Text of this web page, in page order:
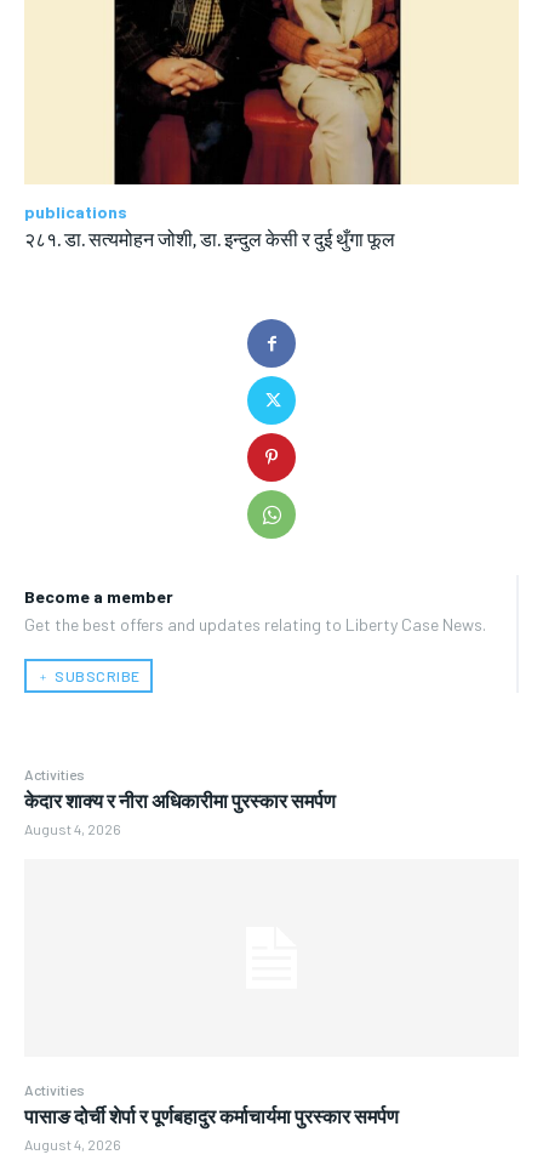
Become a member
Get the best offers and updates relating to Liberty Case News.
﹢ SUBSCRIBE
Activities
केदार शाक्य र नीरा अधिकारीमा पुरस्कार समर्पण
August 4, 2026
Activities
पासाङ दोर्ची शेर्पा र पूर्णबहादुर कर्माचार्यमा पुरस्कार समर्पण
August 4, 2026
publications
२८१. डा. सत्यमोहन जोशी, डा. इन्दुल केसी र दुई थुँगा फूल